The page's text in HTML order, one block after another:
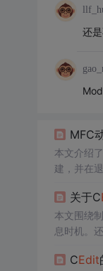
还
MFC
本文介绍
建，并在
显示。关于C
本文围绕
息时机。
CEdit